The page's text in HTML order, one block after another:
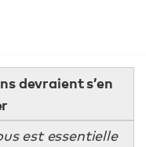
devraient s’en
est essentielle